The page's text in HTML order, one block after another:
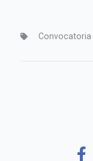
Convocatoria